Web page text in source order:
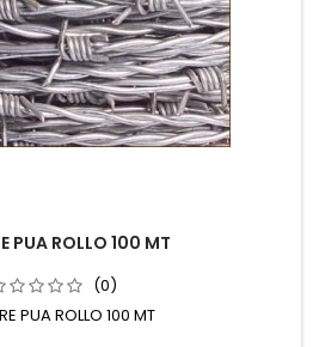
PUA ROLLO 100 MT
(0)
PUA ROLLO 100 MT